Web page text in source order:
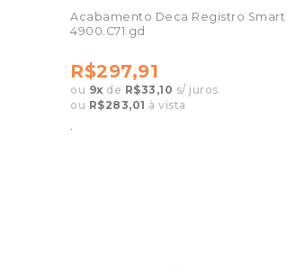
Acabamento Deca Registro Smart
4900.C71.gd
R$297,91
ou 9x de R$33,10 s/ juros
ou R$283,01 à vista
.